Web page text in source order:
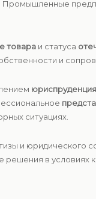
Промышленные
товара и статуса
и
юриспруденция
ситуациях.
и юридического
в условиях